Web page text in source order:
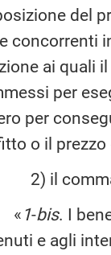
del
concorrenti
ai quali
per
per
o il
il
1-bis. I
e agli